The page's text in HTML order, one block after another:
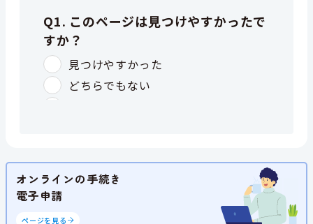
オンラインの手続き
電子申請
ページを見る